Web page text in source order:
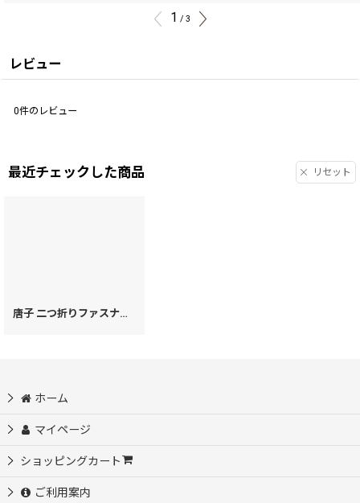
1 / 3
レビュー
0件のレビュー
最近チェックした商品 リセット
唐子 二つ折りファスナーミニ財布（絢爛柄）［t］
ホーム
マイページ
ショッピングカート
ご利用案内